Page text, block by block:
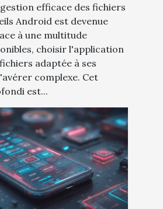
efficace des fichiers
Android est devenue
à une multitude
choisir l'application
adaptée à ses
complexe. Cet
est...